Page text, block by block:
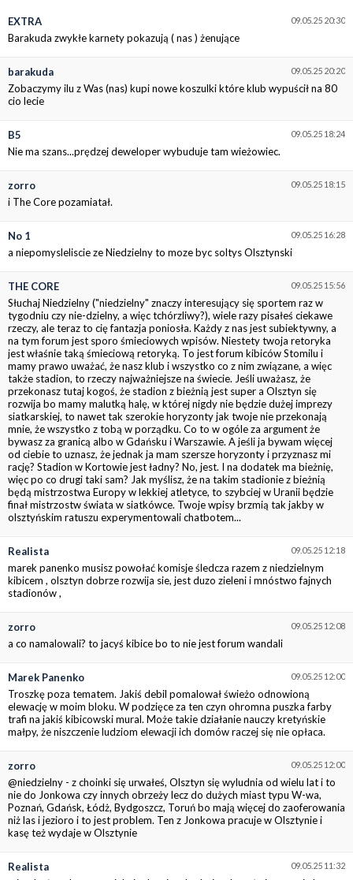
09.05.25 20:30
EXTRA
Barakuda zwykłe karnety pokazują ( nas ) żenujące
09.05.25 20:20
barakuda
Zobaczymy ilu z Was (nas) kupi nowe koszulki które klub wypuścił na 80
cio lecie
09.05.25 18:24
B5
Nie ma szans...prędzej deweloper wybuduje tam wieżowiec.
09.05.25 18:15
zorro
i The Core pozamiatał.
09.05.25 16:28
No 1
a niepomysleliscie ze Niedzielny to moze byc soltys Olsztynski
09.05.25 15:56
THE CORE
Słuchaj Niedzielny ("niedzielny" znaczy interesujący się sportem raz w
tygodniu czy nie-dzielny, a więc tchórzliwy?), wiele razy pisałeś ciekawe
rzeczy, ale teraz to cię fantazja poniosła. Każdy z nas jest subiektywny, a
na tym forum jest sporo śmieciowych wpisów. Niestety twoja retoryka
jest właśnie taką śmieciową retoryką. To jest forum kibiców Stomilu i
mamy prawo uważać, że nasz klub i wszystko co z nim związane, a więc
także stadion, to rzeczy najważniejsze na świecie. Jeśli uważasz, że
przekonasz tutaj kogoś, że stadion z bieżnią jest super a Olsztyn się
rozwija bo mamy malutką halę, w której nigdy nie będzie dużej imprezy
siatkarskiej, to nawet tak szerokie horyzonty jak twoje nie przekonają
mnie, że wszystko z tobą w porządku. Co to w ogóle za argument że
bywasz za granicą albo w Gdańsku i Warszawie. A jeśli ja bywam więcej
od ciebie to uznasz, że jednak ja mam szersze horyzonty i przyznasz mi
rację? Stadion w Kortowie jest ładny? No, jest. I na dodatek ma bieżnię,
więc po co drugi taki sam? Jak myślisz, że na takim stadionie z bieżnią
będą mistrzostwa Europy w lekkiej atletyce, to szybciej w Uranii będzie
finał mistrzostw świata w siatkówce. Twoje wpisy brzmią tak jakby w
olsztyńskim ratuszu experymentowali chatbotem...
09.05.25 12:18
Realista
marek panenko musisz powołać komisje śledcza razem z niedzielnym
kibicem , olsztyn dobrze rozwija sie, jest duzo zieleni i mnóstwo fajnych
stadionów ,
09.05.25 12:08
zorro
a co namalowali? to jacyś kibice bo to nie jest forum wandali
09.05.25 12:00
Marek Panenko
Troszkę poza tematem. Jakiś debil pomalował świeżo odnowioną
elewację w moim bloku. W podzięce za ten czyn ohromna puszka farby
trafi na jakiś kibicowski mural. Może takie działanie nauczy kretyńskie
małpy, że niszczenie ludziom elewacji ich domów raczej się nie opłaca.
09.05.25 12:00
zorro
@niedzielny - z choinki się urwałeś, Olsztyn się wyludnia od wielu lat i to
nie do Jonkowa czy innych obrzeży lecz do dużych miast typu W-wa,
Poznań, Gdańsk, Łódż, Bydgoszcz, Toruń bo mają więcej do zaoferowania
niż las i jezioro i to jest problem. Ten z Jonkowa pracuje w Olsztynie i
kasę też wydaje w Olsztynie
09.05.25 11:32
Realista